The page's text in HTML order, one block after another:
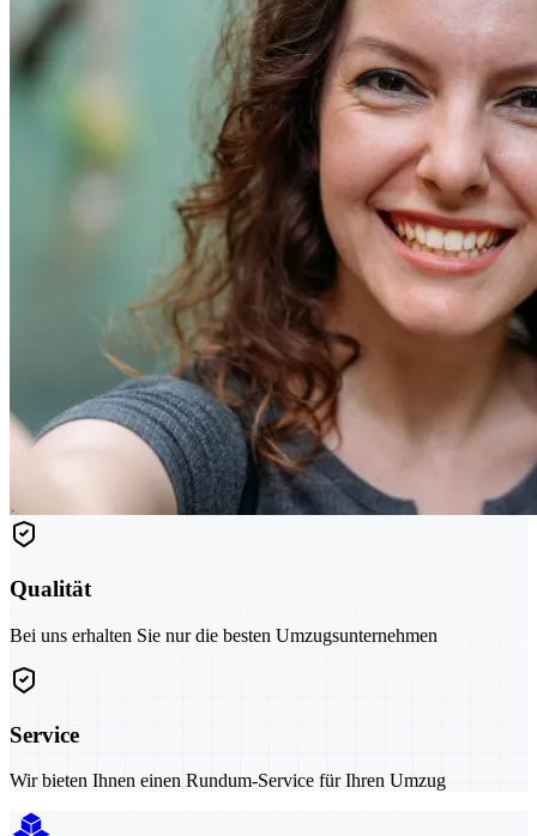
Qualität
Bei uns erhalten Sie nur die besten Umzugsunternehmen
Service
Wir bieten Ihnen einen Rundum-Service für Ihren Umzug